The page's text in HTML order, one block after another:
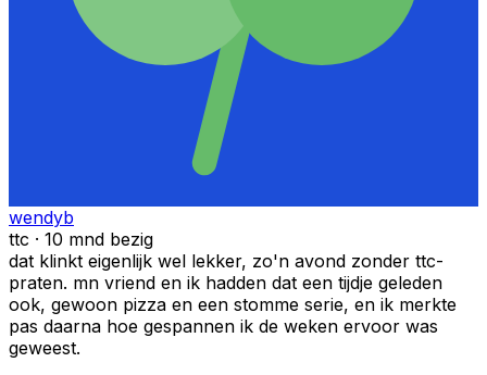
wendyb
ttc · 10 mnd bezig
dat klinkt eigenlijk wel lekker, zo'n avond zonder ttc-
praten. mn vriend en ik hadden dat een tijdje geleden
ook, gewoon pizza en een stomme serie, en ik merkte
pas daarna hoe gespannen ik de weken ervoor was
geweest.